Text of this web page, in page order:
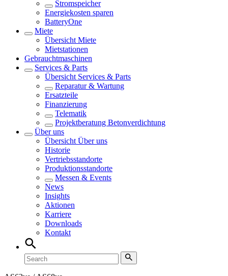
Stromspeicher
Energiekosten sparen
BatteryOne
Miete
Übersicht Miete
Mietstationen
Gebrauchtmaschinen
Services & Parts
Übersicht Services & Parts
Reparatur & Wartung
Ersatzteile
Finanzierung
Telematik
Projektberatung Betonverdichtung
Über uns
Übersicht Über uns
Historie
Vertriebsstandorte
Produktionsstandorte
Messen & Events
News
Insights
Aktionen
Karriere
Downloads
Kontakt